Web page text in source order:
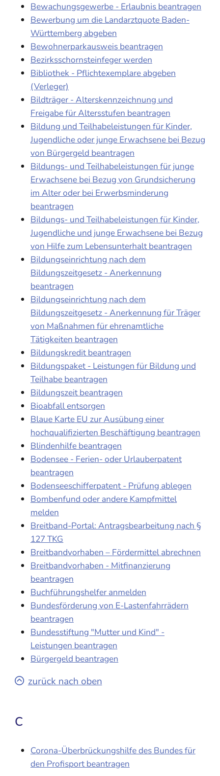
Bewachungsgewerbe - Erlaubnis beantragen
Bewerbung um die Landarztquote Baden-
Württemberg abgeben
Bewohnerparkausweis beantragen
Bezirksschornsteinfeger werden
Bibliothek - Pflichtexemplare abgeben
(Verleger)
Bildträger - Alterskennzeichnung und
Freigabe für Altersstufen beantragen
Bildung und Teilhabeleistungen für Kinder,
Jugendliche oder junge Erwachsene bei Bezug
von Bürgergeld beantragen
Bildungs- und Teilhabeleistungen für junge
Erwachsene bei Bezug von Grundsicherung
im Alter oder bei Erwerbsminderung
beantragen
Bildungs- und Teilhabeleistungen für Kinder,
Jugendliche und junge Erwachsene bei Bezug
von Hilfe zum Lebensunterhalt beantragen
Bildungseinrichtung nach dem
Bildungszeitgesetz - Anerkennung
beantragen
Bildungseinrichtung nach dem
Bildungszeitgesetz - Anerkennung für Träger
von Maßnahmen für ehrenamtliche
Tätigkeiten beantragen
Bildungskredit beantragen
Bildungspaket - Leistungen für Bildung und
Teilhabe beantragen
Bildungszeit beantragen
Bioabfall entsorgen
Blaue Karte EU zur Ausübung einer
hochqualifizierten Beschäftigung beantragen
Blindenhilfe beantragen
Bodensee - Ferien- oder Urlauberpatent
beantragen
Bodenseeschifferpatent - Prüfung ablegen
Bombenfund oder andere Kampfmittel
melden
Breitband-Portal: Antragsbearbeitung nach §
127 TKG
Breitbandvorhaben – Fördermittel abrechnen
Breitbandvorhaben - Mitfinanzierung
beantragen
Buchführungshelfer anmelden
Bundesförderung von E-Lastenfahrrädern
beantragen
Bundesstiftung "Mutter und Kind" -
Leistungen beantragen
Bürgergeld beantragen
zurück nach oben
C
Corona-Überbrückungshilfe des Bundes für
den Profisport beantragen